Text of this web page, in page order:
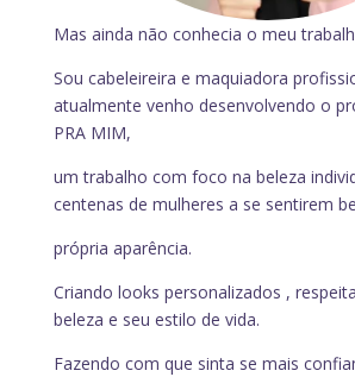
Mas ainda não conhecia o meu
Sou cabeleireira e maquiadora
atualmente venho desenvolvendo o
PRA MIM,
um trabalho com foco na beleza
centenas de mulheres a se sentirem
própria aparência.
Criando looks personalizados ,
beleza e seu estilo de vida.
Fazendo com que sinta se mais